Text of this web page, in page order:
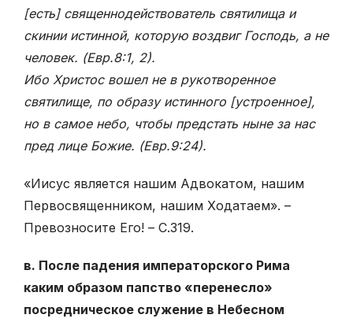
[есть] священнодействователь святилища и
скинии истинной, которую воздвиг Господь, а не
человек. (Евр.8:1, 2).
Ибо Христос вошел не в рукотворенное
святилище, по образу истинного [устроенное],
но в самое небо, чтобы предстать ныне за нас
пред лице Божие. (Евр.9:24).
«Иисус является нашим Адвокатом, нашим
Первосвященником, нашим Ходатаем». –
Превозносите Его! – С.319.
в. После падения императорского Рима
каким образом папство «перенесло»
посредническое служение в Небесном